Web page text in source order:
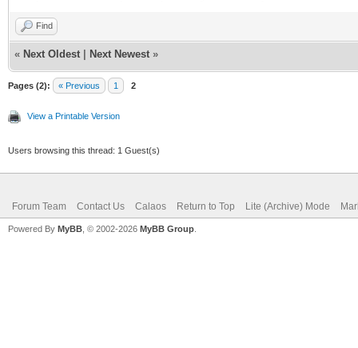
Find
« Next Oldest Next Newest »
Pages (2): « Previous 1 2
View a Printable Version
Users browsing this thread: 1 Guest(s)
Forum Team Contact Us Calaos Return to Top Lite (Archive) Mode
Powered By MyBB , © 2002-2026 MyBB Group